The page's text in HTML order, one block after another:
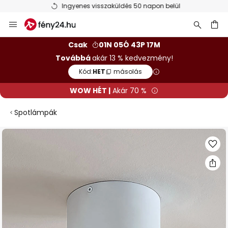
Ingyenes visszaküldés 50 napon belül
Ugrás
a
Csak
01N 05Ó 43P 17M
Továbbáakár 13 % kedvezmény!
Kód:HET másolás
WOW HÉT | Akár 70 %
Spotlámpák
Ugrás